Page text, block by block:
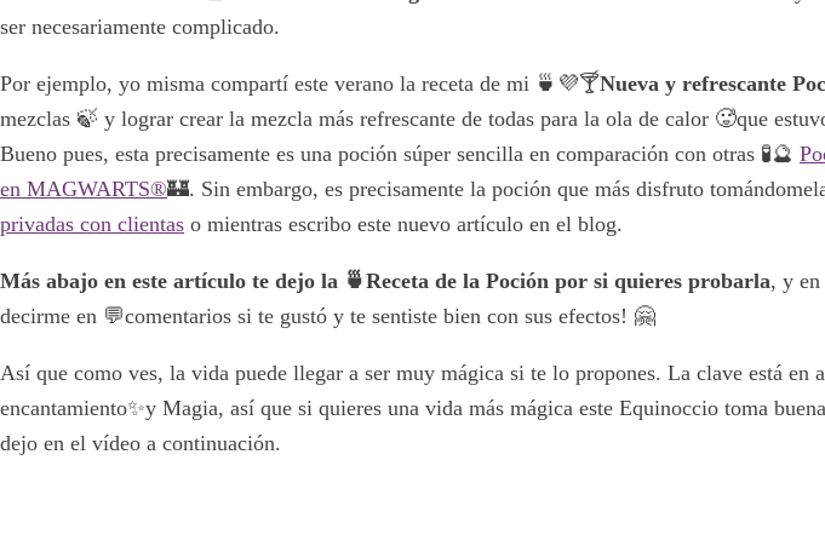
ser necesariamente complicado.
Por ejemplo, yo misma compartí este verano la receta de mi 🍵💜🍸Nueva y refrescante
mezclas 🍃 y lograr crear la mezcla más refrescante de todas para la ola de calor 🥵que
Bueno pues, esta precisamente es una poción súper sencilla en comparación con otras 🧪🔮
en MAGWARTS®🏰. Sin embargo, es precisamente la poción que más disfruto
privadas con clientas o mientras escribo este nuevo artículo en el blog.
Más abajo en este artículo te dejo la 🍵Receta de la Poción por si quieres probarla, y en
decirme en 💬comentarios si te gustó y te sentiste bien con sus efectos! 🤗
Así que como ves, la vida puede llegar a ser muy mágica si te lo propones. La clave está en
encantamiento✨y Magia, así que si quieres una vida más mágica este Equinoccio toma
dejo en el vídeo a continuación.